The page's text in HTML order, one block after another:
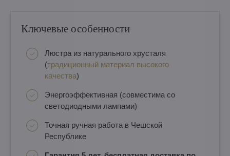
Ключевые особенности
Люстра из натурального хрусталя
(традиционный материал высокого
качества)
Энергоэффективная (совместима со
светодиодными лампами)
Точная ручная работа в Чешской
Республике